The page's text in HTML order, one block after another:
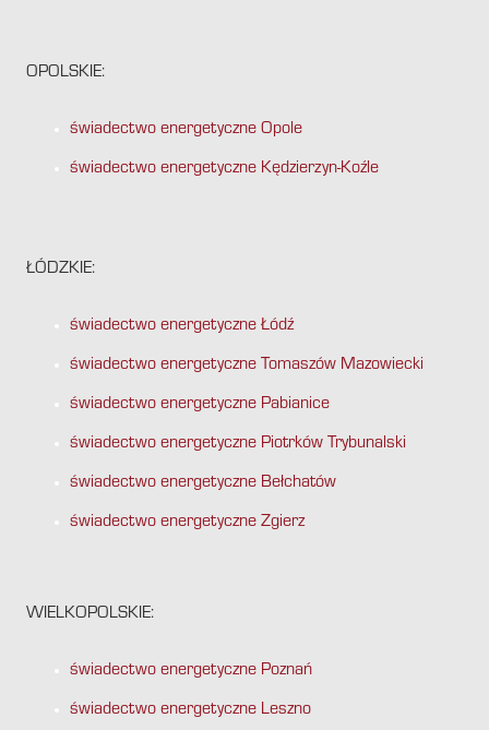
OPOLSKIE:
świadectwo energetyczne Opole
świadectwo energetyczne Kędzierzyn-Koźle
ŁÓDZKIE:
świadectwo energetyczne Łódź
świadectwo energetyczne Tomaszów Mazowiecki
świadectwo energetyczne Pabianice
świadectwo energetyczne Piotrków Trybunalski
świadectwo energetyczne Bełchatów
świadectwo energetyczne Zgierz
WIELKOPOLSKIE:
świadectwo energetyczne Poznań
świadectwo energetyczne Leszno